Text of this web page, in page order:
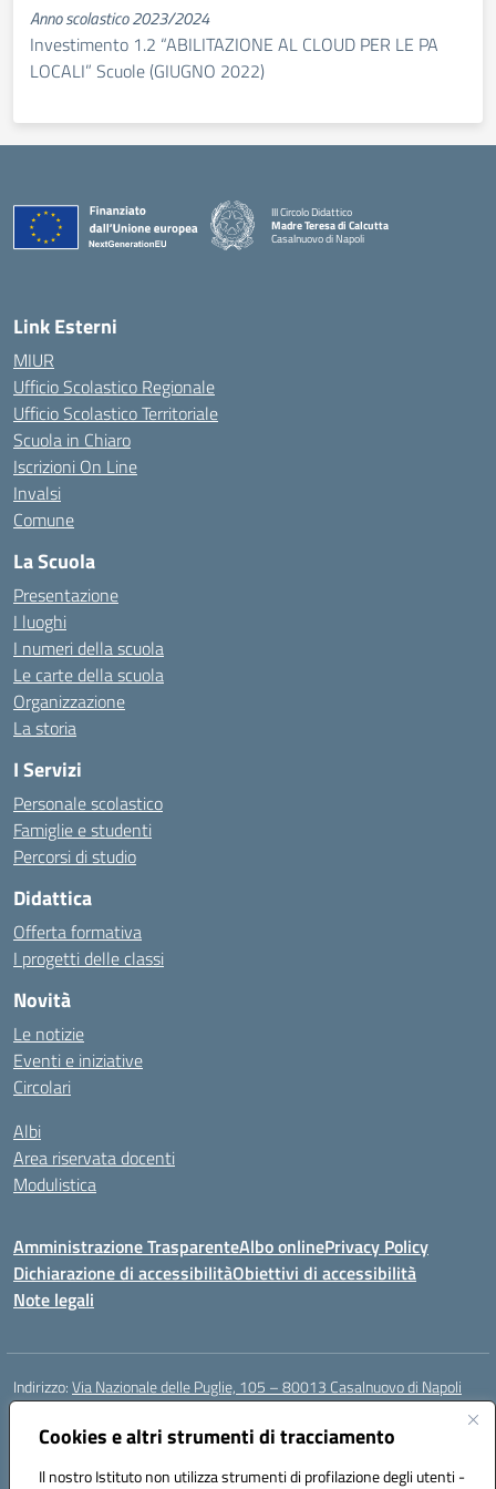
Cookies e altri strumenti di tracciamento
Il nostro Istituto non utilizza strumenti di profilazione degli utenti -
Anno scolastico 2023/2024
Investimento 1.2 “ABILITAZIONE AL CLOUD PER LE PA
LOCALI” Scuole (GIUGNO 2022)
III Circolo Didattico
Madre Teresa di Calcutta
Casalnuovo di Napoli
— Visita la pagina iniziale della scuola
Link Esterni
MIUR
Ufficio Scolastico Regionale
Ufficio Scolastico Territoriale
Scuola in Chiaro
Iscrizioni On Line
Invalsi
Comune
La Scuola
Presentazione
I luoghi
I numeri della scuola
Le carte della scuola
Organizzazione
La storia
I Servizi
Personale scolastico
Famiglie e studenti
Percorsi di studio
Didattica
Offerta formativa
I progetti delle classi
Novità
Le notizie
Eventi e iniziative
Circolari
Albi
Area riservata docenti
Modulistica
Amministrazione TrasparenteAlbo onlinePrivacy Policy
Dichiarazione di accessibilitàObiettivi di accessibilità
Note legali
Indirizzo:Via Nazionale delle Puglie, 105 – 80013 Casalnuovo di Napoli
Centralino:
Email:naee32300a@istruzione.it